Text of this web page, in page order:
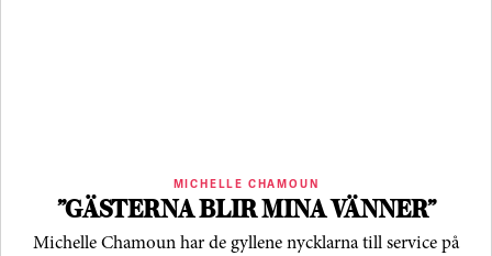
MICHELLE CHAMOUN
”GÄSTERNA BLIR MINA VÄNNER”
Michelle Chamoun har de gyllene nycklarna till service på